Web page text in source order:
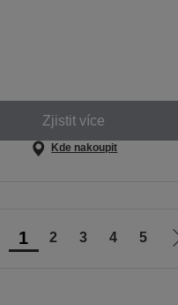
Zjistit více
Kde nakoupit
1 2 3 4 5